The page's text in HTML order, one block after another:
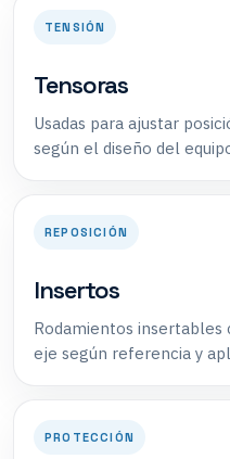
TENSIÓN
Tensoras
Usadas para ajustar
según el diseño del
REPOSICIÓN
Insertos
Rodamientos insertables
eje según referencia y
PROTECCIÓN